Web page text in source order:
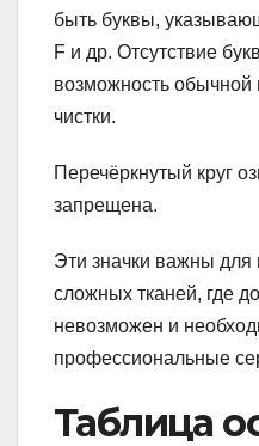
быть буквы,
F и др. Отсутствие
возможность
чистки.
Перечёркнутый круг
запрещена.
Эти значки важны для
сложных тканей, где
невозможен и
профессиональные
Таблица